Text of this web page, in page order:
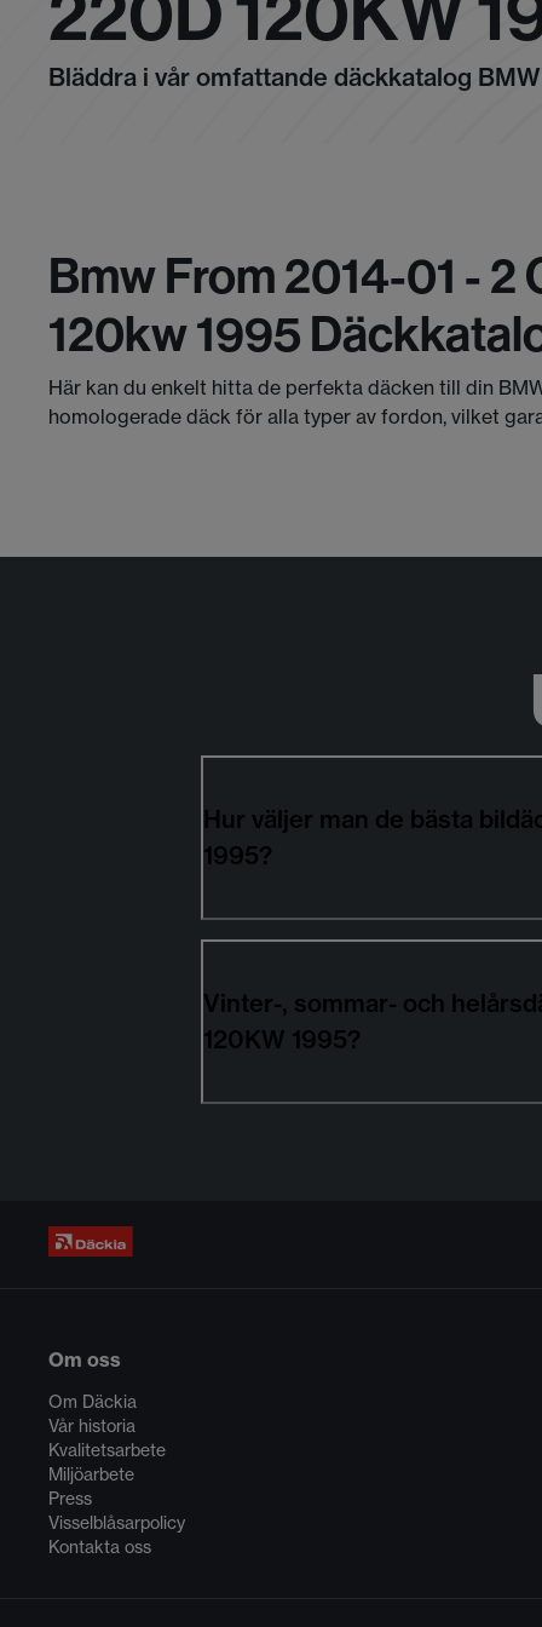
Bläddra i vår omfattande däckkatalog BMW
Bmw From 2014-01 -
120kw 1995
Här kan du enkelt hitta de perfekta däcken till din
homologerade däck för alla typer av fordon, vilket
Hur väljer man de bästa
1995?
Vinter-, sommar- och
120KW 1995?
Om oss
Om Däckia
Vår historia
Kvalitetsarbete
Miljöarbete
Press
Visselblåsarpolicy
Kontakta oss